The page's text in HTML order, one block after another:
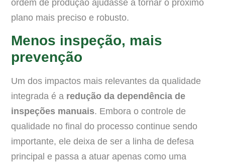
ordem de produção ajudasse a tornar o próximo
plano mais preciso e robusto.
Menos inspeção, mais
prevenção
Um dos impactos mais relevantes da qualidade
integrada é a redução da dependência de
inspeções manuais. Embora o controle de
qualidade no final do processo continue sendo
importante, ele deixa de ser a linha de defesa
principal e passa a atuar apenas como uma